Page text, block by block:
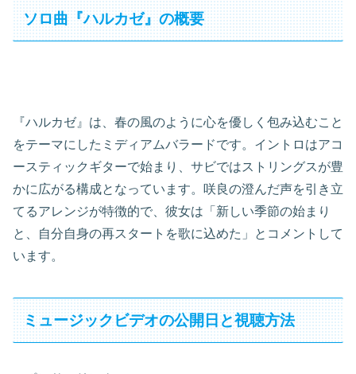
ソロ曲『ハルカゼ』の概要
『ハルカゼ』は、春の風のように心を優しく包み込むこと
をテーマにしたミディアムバラードです。イントロはアコ
ースティックギターで始まり、サビではストリングスが豊
かに広がる構成となっています。咲良の澄んだ声を引き立
てるアレンジが特徴的で、彼女は「新しい季節の始まり
と、自分自身の再スタートを歌に込めた」とコメントして
います。
ミュージックビデオの公開日と視聴方法